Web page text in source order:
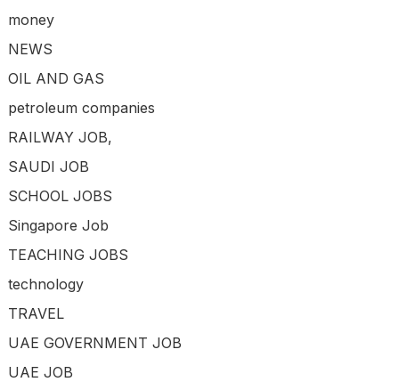
money
NEWS
OIL AND GAS
petroleum companies
RAILWAY JOB,
SAUDI JOB
SCHOOL JOBS
Singapore Job
TEACHING JOBS
technology
TRAVEL
UAE GOVERNMENT JOB
UAE JOB